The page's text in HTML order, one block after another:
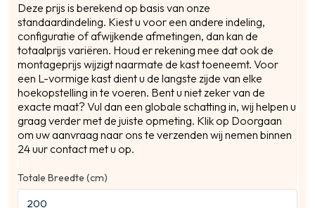
Deze prijs is berekend op basis van onze
standaardindeling. Kiest u voor een andere indeling,
configuratie of afwijkende afmetingen, dan kan de
totaalprijs variëren. Houd er rekening mee dat ook de
montageprijs wijzigt naarmate de kast toeneemt. Voor
een L-vormige kast dient u de langste zijde van elke
hoekopstelling in te voeren. Bent u niet zeker van de
exacte maat? Vul dan een globale schatting in, wij helpen u
graag verder met de juiste opmeting. Klik op Doorgaan
om uw aanvraag naar ons te verzenden wij nemen binnen
24 uur contact met u op.
Totale Breedte (cm)